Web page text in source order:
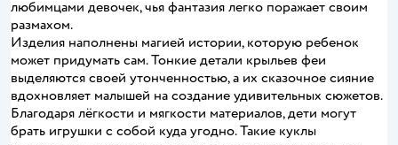
любимцами девочек, чья фантазия легко поражает своим
размахом.
Изделия наполнены магией истории, которую ребенок
может придумать сам. Тонкие детали крыльев феи
выделяются своей утонченностью, а их сказочное сияние
вдохновляет малышей на создание удивительных сюжетов.
Благодаря лёгкости и мягкости материалов, дети могут
брать игрушки с собой куда угодно. Такие куклы